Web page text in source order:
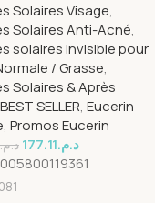
SPF50
Solaires Visage,
Solaires Anti-Acné,
solaires Invisible pour
/ Grasse,
Solaires & Après
BEST SELLER, Eucerin
, Promos Eucerin
د.م. د.م.177.11